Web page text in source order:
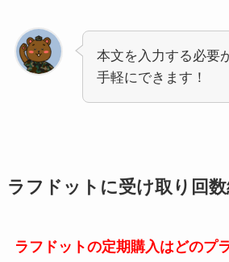
本文を入力する必要
手軽にできます！
ラフドットに受け取り回
ラフドットの定期購入はどのプ